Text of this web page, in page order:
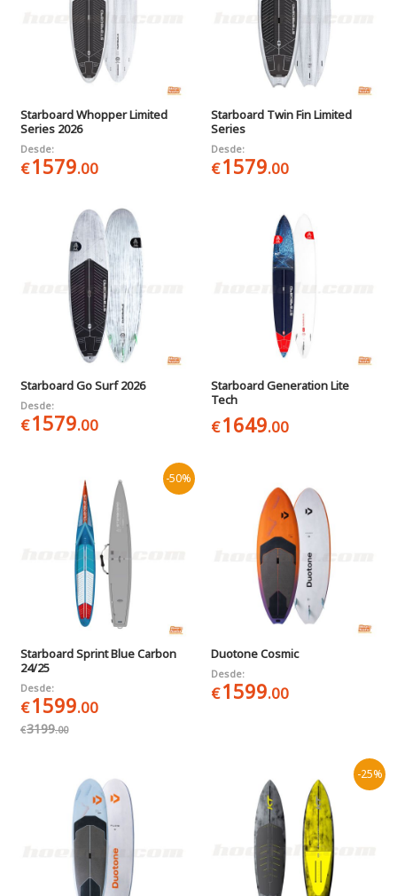
Starboard Whopper Limited
Series 2026
Desde:
€1579.00
Starboard Twin Fin Limited
Series
Desde:
€1579.00
Starboard Go Surf 2026
Desde:
€1579.00
Starboard Generation Lite
Tech
€1649.00
-50%
Starboard Sprint Blue Carbon
24/25
Desde:
€1599.00
€3199.00
Duotone Cosmic
Desde:
€1599.00
-25%